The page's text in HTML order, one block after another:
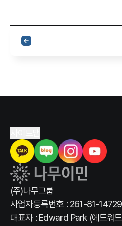
(주)나무그룹
사업자등록번호 : 261-81-14729
대표자 : Edward Park (에드워